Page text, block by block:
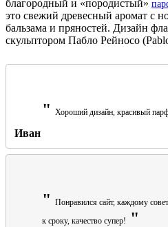
благородный и «породистый»
это свежий древесный аромат с
бальзама и пряностей. Дизайн
скульптором Пабло Рейносо
Хороший дизайн, красивый
Иван
Понравился сайт, каждому
к сроку, качество супер!